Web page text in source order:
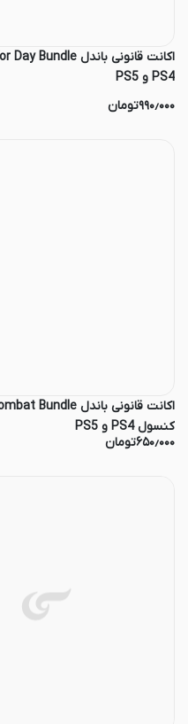
PS4 و PS5
۹۹۰٫۰۰۰تومان
کنسول PS4 و PS5
۶۵۰٫۰۰۰تومان